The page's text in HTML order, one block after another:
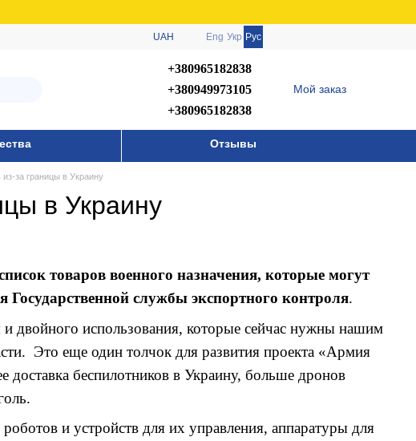
UAH Eng Укр Рус
+380965182838
+380949973105
+380965182838
Мой заказ
Отзывы
за границы в Украину
в Украину
товаров военного назначения, которые могут
службы экспортного контроля.
двойного использования, которые сейчас нужны нашим
Это еще один толчок для развития проекта «Армия
беспилотников в Украину, больше дронов
и устройств для их управления, аппаратуры для